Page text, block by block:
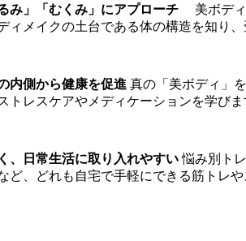
み」「むくみ」にアプローチ
美ボデ
ィメイクの土台である体の構造を知り
内側から健康を促進 真の「美ボディ」
トレスケアやメディケーションを学びま
、日常生活に取り入れやすい悩み別ト
ど、どれも自宅で手軽にできる筋トレ